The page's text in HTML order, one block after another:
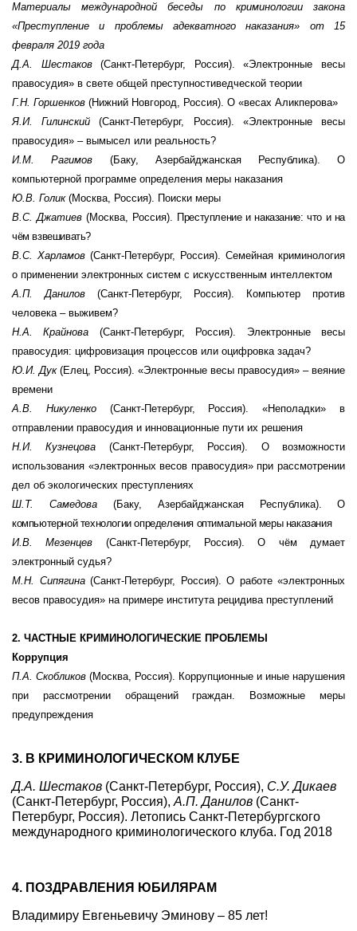
Материалы международной беседы по криминологии закона
«Преступление и проблемы адекватного наказания» от 15
февраля 2019 года
Д.А. Шестаков(Санкт-Петербург, Россия). «Электронные весы
правосудия» в свете общей преступностиведческой теории
Г.Н. Горшенков (Нижний Новгород, Россия). О «весах Аликперова»
Я.И. Гилинский(Санкт-Петербург, Россия). «Электронные весы
правосудия» – вымысел или реальность?
И.М. Рагимов (Баку, Азербайджанская Республика). О
компьютерной программе определения меры наказания
Ю.В. Голик (Москва, Россия). Поиски меры
В.С. Джатиев(Москва, Россия). Преступление и наказание: что и на
чём взвешивать?
В.С. Харламов (Санкт-Петербург, Россия). Семейная криминология
о применении электронных систем с искусственным интеллектом
А.П. Данилов (Санкт-Петербург, Россия). Компьютер против
человека – выживем?
Н.А. Крайнова (Санкт-Петербург, Россия). Электронные весы
правосудия: цифровизация процессов или оцифровка задач?
Ю.И. Дук(Елец, Россия). «Электронные весы правосудия» – веяние
времени
А.В. Никуленко(Санкт-Петербург, Россия). «Неполадки» в
отправлении правосудия и инновационные пути их решения
Н.И. Кузнецова (Санкт-Петербург, Россия). О возможности
использования «электронных весов правосудия» при рассмотрении
дел об экологических преступлениях
Ш.Т. Самедова(Баку, Азербайджанская Республика). О
компьютерной технологии определения оптимальной меры наказания
И.В. Мезенцев (Санкт-Петербург, Россия). О чём думает
электронный судья?
М.Н. Сипягина (Санкт-Петербург, Россия). О работе «электронных
весов правосудия» на примере института рецидива преступлений
2. ЧАСТНЫЕ КРИМИНОЛОГИЧЕСКИЕ ПРОБЛЕМЫ
Коррупция
П.А. Скобликов (Москва, Россия). Коррупционные и иные нарушения
при рассмотрении обращений граждан. Возможные меры
предупреждения
3. В КРИМИНОЛОГИЧЕСКОМ КЛУБЕ
Д.А. Шестаков (Санкт-Петербург, Россия), С.У. Дикаев
(Санкт-Петербург, Россия), А.П. Данилов (Санкт-
Петербург, Россия). Летопись Санкт-Петербургского
международного криминологического клуба. Год 2018
4. ПОЗДРАВЛЕНИЯ ЮБИЛЯРАМ
Владимиру Евгеньевичу Эминову – 85 лет!